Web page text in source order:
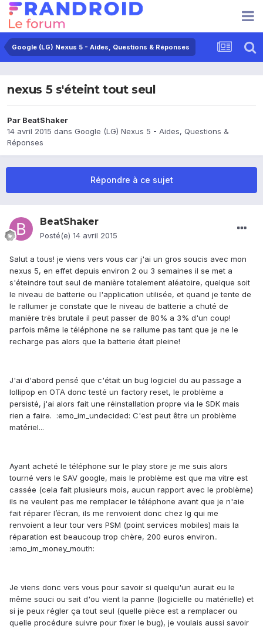
Google (LG) Nexus 5 - Aides, Questions & Réponses
nexus 5 s'éteint tout seul
Par BeatShaker
14 avril 2015 dans Google (LG) Nexus 5 - Aides, Questions &
Réponses
Répondre à ce sujet
BeatShaker
Posté(e) 14 avril 2015
Salut a tous! je viens vers vous car j'ai un gros soucis avec mon
nexus 5, en effet depuis environ 2 ou 3 semaines il se met a
s'éteindre tout seul de manière totalement aléatoire, quelque soit
le niveau de batterie ou l'application utilisée, et quand je tente de
le rallumer je constate que le niveau de batterie a chuté de
manière très brutale il peut passer de 80% a 3% d'un coup!
parfois même le téléphone ne se rallume pas tant que je ne le
recharge pas alors que la batterie était pleine!
J'ai d'abord pensé que c'était un bug logiciel du au passage a
lollipop en OTA donc testé un factory reset, le problème a
persisté, j'ai alors fait une réinstallation propre via le SDK mais
rien a faire. :emo_im_undecided: C'est peut être un problème
matériel...
Ayant acheté le téléphone sur le play store je me suis alors
tourné vers le SAV google, mais le problème est que ma vitre est
cassée (cela fait plusieurs mois, aucun rapport avec le problème)
ils ne veulent pas me remplacer le téléphone avant que je n'aie
fait réparer l’écran, ils me renvoient donc chez lg qui me
renvoient a leur tour vers PSM (point services mobiles) mais la
réparation est beaucoup trop chère, 200 euros environ..
:emo_im_money_mouth:
Je viens donc vers vous pour savoir si quelqu'un aurait eu le
même souci ou sait d'ou vient la panne (logicielle ou matérielle) et
si je peux régler ça tout seul (quelle pièce est a remplacer ou
quelle procédure suivre pour fixer le bug), je voulais aussi savoir